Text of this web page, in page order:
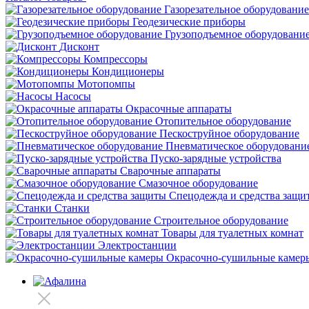
Газорезательное оборудование
Геодезические приборы
Грузоподъемное
Дисконт
Компрессоры
Кондиционеры
Мотопомпы
Насосы
Окрасочные аппараты
Отопительное оборудование
Пескоструйное оборудование
Пневматическое
Пуско-зарядные устройства
Сварочные аппараты
Смазочное оборудование
Спецодежда и средства
Станки
Строительное оборудование
Товары для туалетных комнат
Электростанции
Окрасочно-сушильные